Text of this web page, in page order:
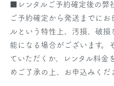
■レンタルご予約確定後の弊
ご予約確定から発送までにお
ルという特性上、汚損、破
能になる場合がございます。
ていただくか、レンタル料金
めご了承の上、お申込みくだ